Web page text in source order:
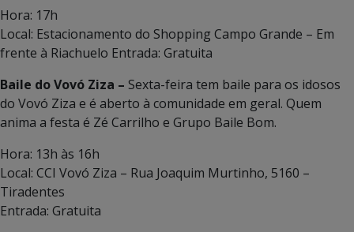
Hora: 17h
Local: Estacionamento do Shopping Campo Grande – Em
frente à Riachuelo Entrada: Gratuita
Baile do Vovó Ziza – Sexta-feira tem baile para os idosos
do Vovó Ziza e é aberto à comunidade em geral. Quem
anima a festa é Zé Carrilho e Grupo Baile Bom.
Hora: 13h às 16h
Local: CCI Vovó Ziza – Rua Joaquim Murtinho, 5160 –
Tiradentes
Entrada: Gratuita